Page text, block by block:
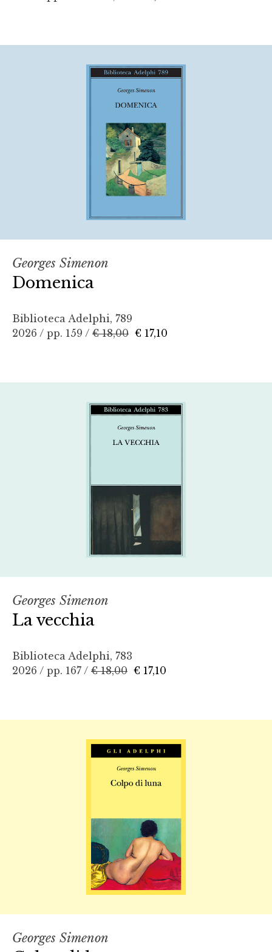
Georges Simenon
Domenica
Biblioteca Adelphi, 789
2026 / pp. 159 / € 18,00 € 17,10
Georges Simenon
La vecchia
Biblioteca Adelphi, 783
2026 / pp. 167 / € 18,00 € 17,10
Georges Simenon